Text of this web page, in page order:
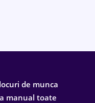
de munca
manual toate